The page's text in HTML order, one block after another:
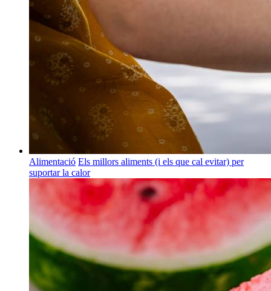
Alimentació Els millors aliments (i els que cal evitar) per
suportar la calor